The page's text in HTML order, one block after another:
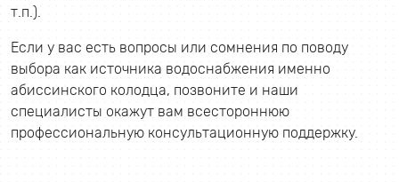
т.п.).
Если у вас есть вопросы или сомнения по поводу
выбора как источника водоснабжения именно
абиссинского колодца, позвоните и наши
специалисты окажут вам всестороннюю
профессиональную консультационную поддержку.